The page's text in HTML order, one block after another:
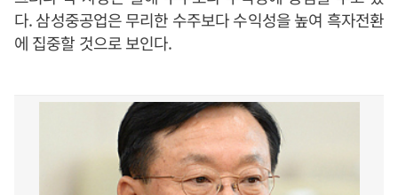
다. 삼성중공업은 무리한 수주보다 수익성을 높여 흑자전환
에 집중할 것으로 보인다.